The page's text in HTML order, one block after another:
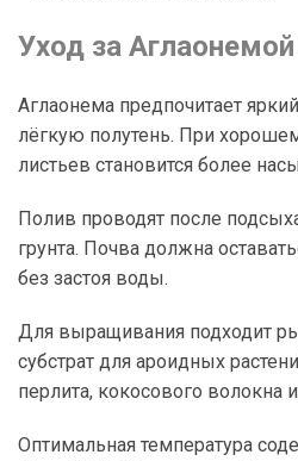
Уход за
Аглаонема предпочитает
лёгкую полутень. При
листьев становится более
Полив проводят после
грунта. Почва должна
без застоя воды.
Для выращивания подходит
субстрат для ароидных
перлита, кокосового волокна
Оптимальная температура